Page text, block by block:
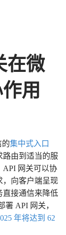
在微
用
的集中式入口
路由到适当的服
API 网关可以协
，向客户端呈现
直接通信来降低
署 API 网关，
年将达到 62